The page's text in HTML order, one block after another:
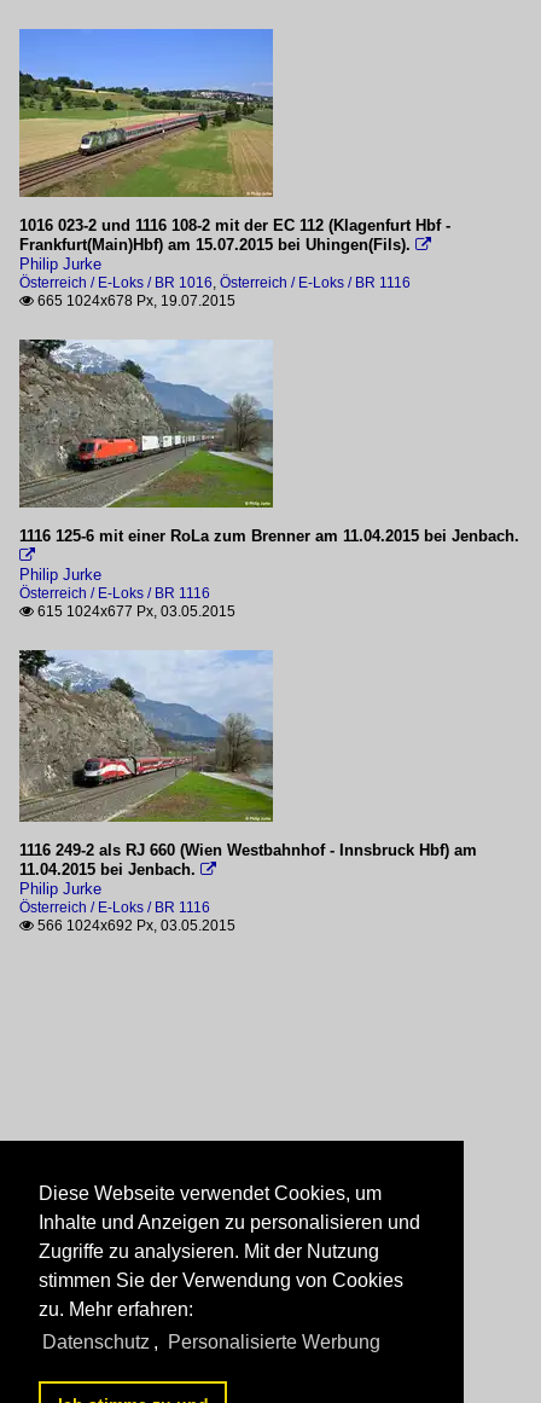
1016 023-2 und 1116 108-2 mit der EC 112 (Klagenfurt Hbf -
Frankfurt(Main)Hbf) am 15.07.2015 bei Uhingen(Fils). 
Philip Jurke
Österreich / E-Loks / BR 1016 Österreich / E-Loks / BR 1116
 665 1024x678 Px, 19.07.2015
1116 125-6 mit einer RoLa zum Brenner am 11.04.2015 bei Jenbach.

Philip Jurke
Österreich / E-Loks / BR 1116
 615 1024x677 Px, 03.05.2015
1116 249-2 als RJ 660 (Wien Westbahnhof - Innsbruck Hbf) am
11.04.2015 bei Jenbach. 
Philip Jurke
Österreich / E-Loks / BR 1116
 566 1024x692 Px, 03.05.2015
Diese Webseite verwendet Cookies, um
Inhalte und Anzeigen zu personalisieren und
Zugriffe zu analysieren. Mit der Nutzung
stimmen Sie der Verwendung von Cookies
zu. Mehr erfahren:
Datenschutz , Personalisierte Werbung